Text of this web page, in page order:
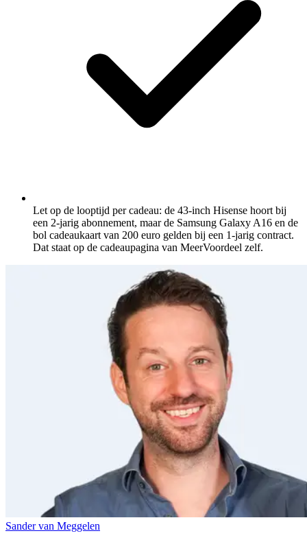
Let op de looptijd per cadeau: de 43-inch Hisense hoort bij
een 2-jarig abonnement, maar de Samsung Galaxy A16 en de
bol cadeaukaart van 200 euro gelden bij een 1-jarig contract.
Dat staat op de cadeaupagina van MeerVoordeel zelf.
Sander van Meggelen